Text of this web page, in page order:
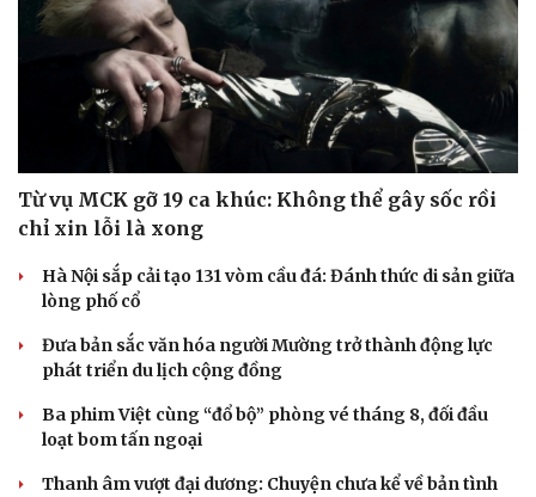
Từ vụ MCK gỡ 19 ca khúc: Không thể gây sốc rồi
chỉ xin lỗi là xong
Hà Nội sắp cải tạo 131 vòm cầu đá: Đánh thức di sản giữa
lòng phố cổ
Đưa bản sắc văn hóa người Mường trở thành động lực
phát triển du lịch cộng đồng
Ba phim Việt cùng “đổ bộ” phòng vé tháng 8, đối đầu
loạt bom tấn ngoại
Thanh âm vượt đại dương: Chuyện chưa kể về bản tình